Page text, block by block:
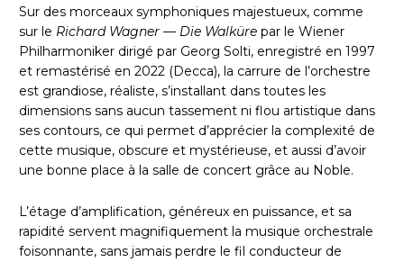
Sur des morceaux symphoniques majestueux, comme
sur le Richard Wagner — Die Walküre par le Wiener
Philharmoniker dirigé par Georg Solti, enregistré en 1997
et remastérisé en 2022 (Decca), la carrure de l’orchestre
est grandiose, réaliste, s’installant dans toutes les
dimensions sans aucun tassement ni flou artistique dans
ses contours, ce qui permet d’apprécier la complexité de
cette musique, obscure et mystérieuse, et aussi d’avoir
une bonne place à la salle de concert grâce au Noble.
L’étage d’amplification, généreux en puissance, et sa
rapidité servent magnifiquement la musique orchestrale
foisonnante, sans jamais perdre le fil conducteur de